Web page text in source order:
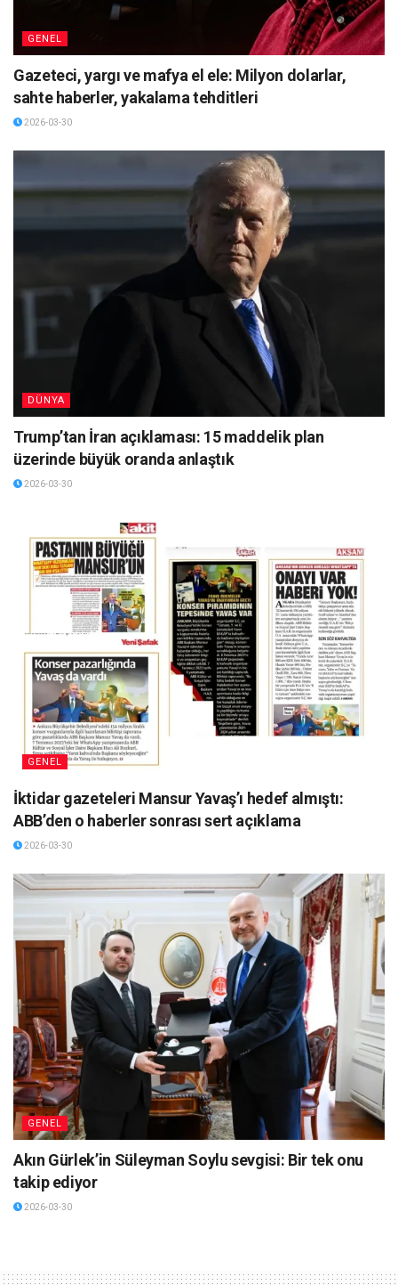
GENEL
Gazeteci, yargı ve mafya el ele: Milyon dolarlar,
sahte haberler, yakalama tehditleri
2026-03-30
DÜNYA
Trump’tan İran açıklaması: 15 maddelik plan
üzerinde büyük oranda anlaştık
2026-03-30
GENEL
İktidar gazeteleri Mansur Yavaş’ı hedef almıştı:
ABB’den o haberler sonrası sert açıklama
2026-03-30
GENEL
Akın Gürlek’in Süleyman Soylu sevgisi: Bir tek onu
takip ediyor
2026-03-30